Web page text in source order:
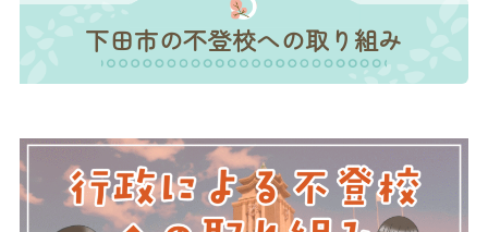
下田市の不登校への取り組み